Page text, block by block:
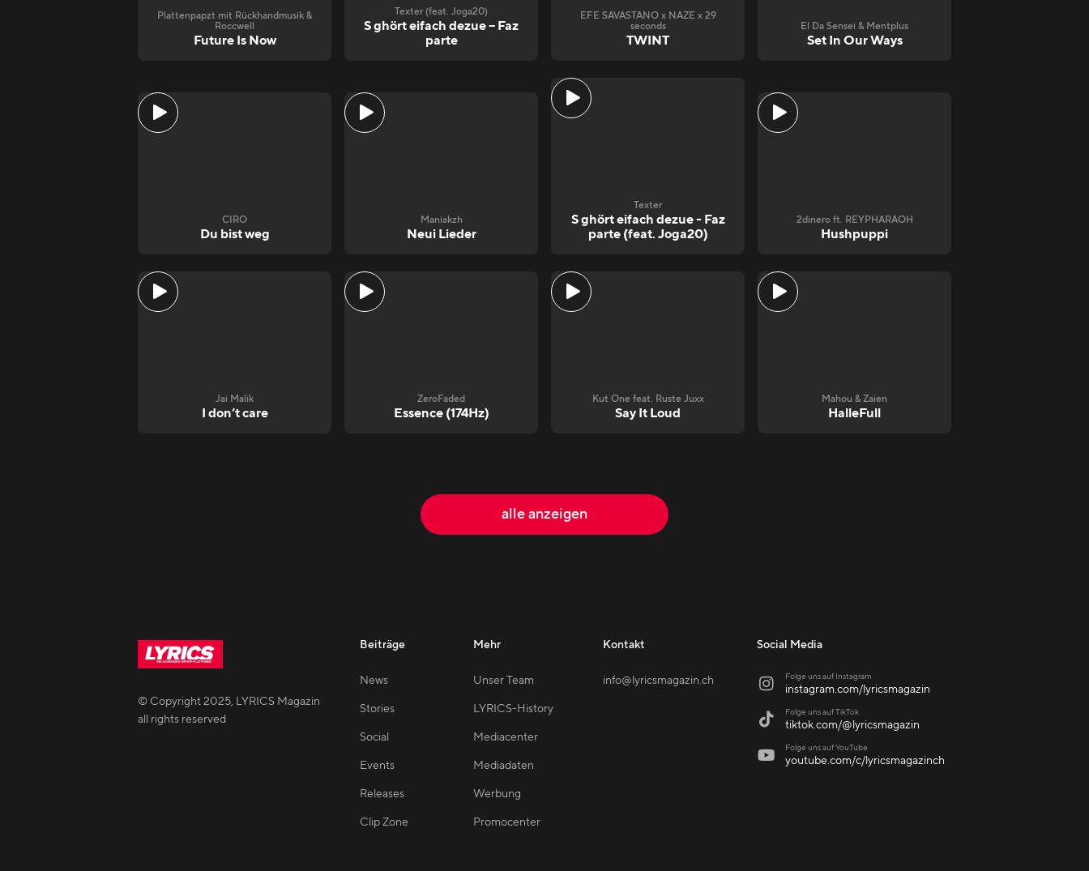
Plattenpapzt mit Rückhandmusik &
Roccwell
Future Is Now
Texter (feat. Joga20)
S ghört eifach dezue – Faz
parte
EFE SAVASTANO x NAZE x 29
seconds
TWINT
El Da Sensei & Mentplus
Set In Our Ways
CIRO
Du bist weg
Maniakzh
Neui Lieder
Texter
S ghört eifach dezue - Faz
parte (feat. Joga20)
2dinero ft. REYPHARAOH
Hushpuppi
Jai Malik
I don‘t care
ZeroFaded
Essence (174Hz)
Kut One feat. Ruste Juxx
Say It Loud
Mahou & Zaien
HalleFull
alle anzeigen
© Copyright2025, LYRICS Magazin
all rights reserved
Beiträge
News
Stories
Social
Events
Releases
Clip Zone
Mehr
Unser Team
LYRICS-History
Mediacenter
Mediadaten
Werbung
Promocenter
Kontakt
info@lyricsmagazin.ch
Social Media
 Folge uns auf Instagram
instagram.com/lyricsmagazin
 Folge uns auf TikTok
tiktok.com/@lyricsmagazin
 Folge uns auf YouTube
youtube.com/c/lyricsmagazinch